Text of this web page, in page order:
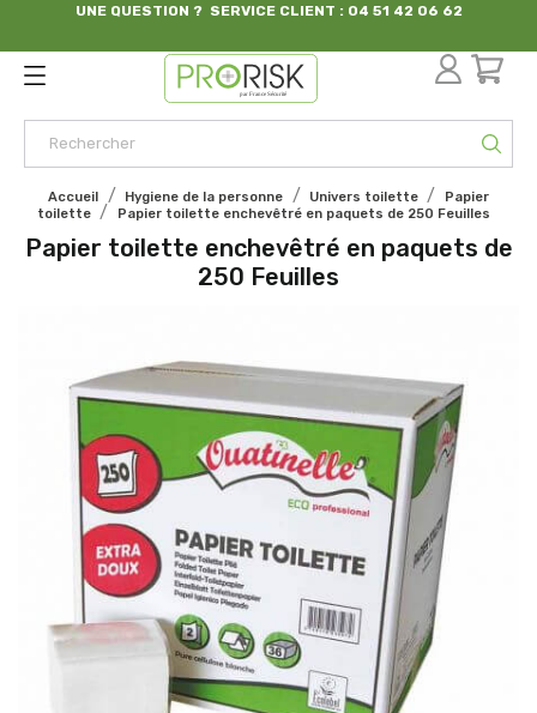
UNE QUESTION ? SERVICE CLIENT : 04 51 42 06 62
par France Sécurité
Accueil Hygiene de la personne Univers toilette
Papier
toilette
Papier toilette enchevêtré en paquets de 250 Feuilles
Papier toilette enchevêtré en paquets de
250 Feuilles